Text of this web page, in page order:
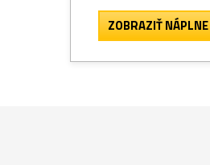
ZOBRAZIŤ NÁPLNE